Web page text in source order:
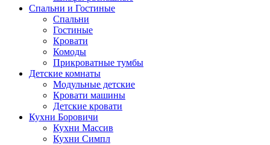
Спальни и Гостиные
Спальни
Гостиные
Кровати
Комоды
Прикроватные тумбы
Детские комнаты
Модульные детские
Кровати машины
Детские кровати
Кухни Боровичи
Кухни Массив
Кухни Симпл